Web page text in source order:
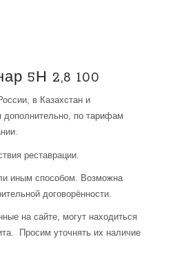
5Н 2,8 100
в Казахстан и
дополнительно, по тарифам
реставрации.
иным способом. Возможна
договорённости.
на сайте, могут находиться
Просим уточнять их наличие